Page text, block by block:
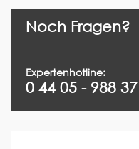
Noch Fragen?
Expertenhotline:
0 44 05 - 988